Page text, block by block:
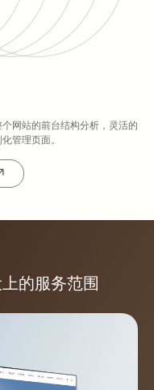
网站的前台结构分析，灵活的
管理页面。
的服务范围